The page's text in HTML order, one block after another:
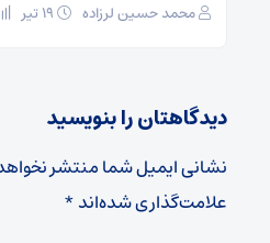
محمد حسین لرزاده
دیدگاهتان را بنویسید
نشانی ایمیل شما منتشر
علامت‌گذاری شده‌اند*